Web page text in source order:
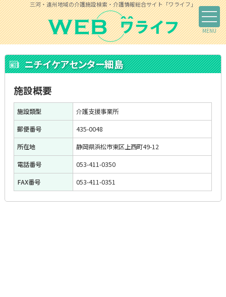
三河・遠州地域の介護施設検索・介護情報総合サイト「ワライフ」
ニチイケアセンター細島
施設概要
施設類型
介護支援事業所
郵便番号
435-0048
所在地
静岡県浜松市東区上西町49-12
電話番号
053-411-0350
FAX番号
053-411-0351